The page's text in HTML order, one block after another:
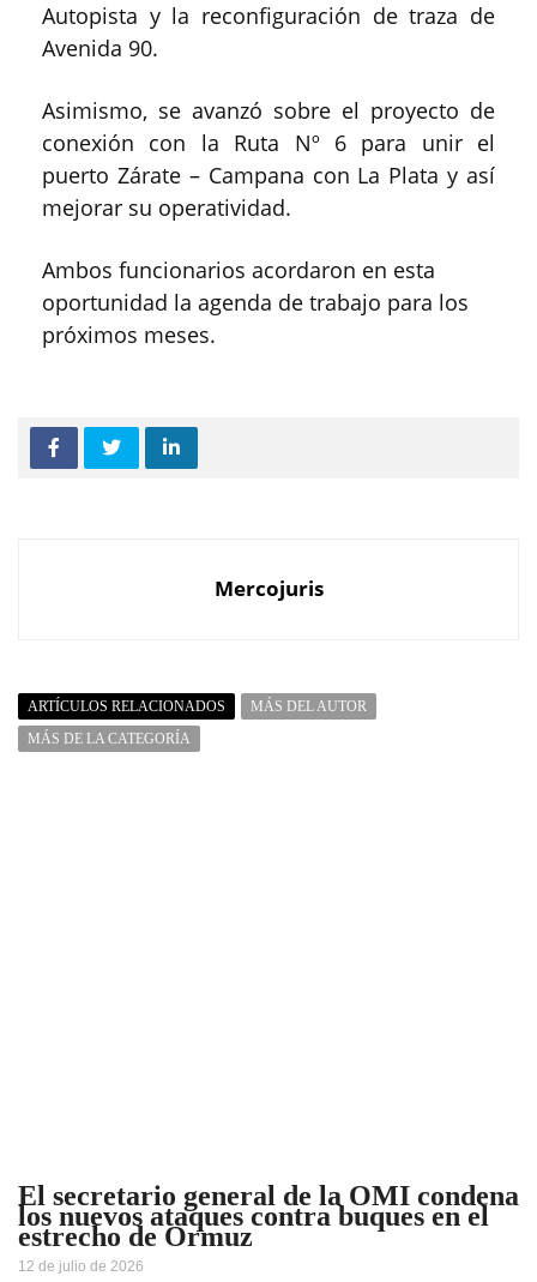
Autopista y la reconfiguración de traza de
Avenida 90.
Asimismo, se avanzó sobre el proyecto de
conexión con la Ruta Nº 6 para unir el
puerto Zárate – Campana con La Plata y así
mejorar su operatividad.
Ambos funcionarios acordaron en esta
oportunidad la agenda de trabajo para los
próximos meses.
Mercojuris
ARTÍCULOS RELACIONADOS
MÁS DEL AUTOR
MÁS DE LA CATEGORÍA
El secretario general de la OMI condena
los nuevos ataques contra buques en el
estrecho de Ormuz
12 de julio de 2026